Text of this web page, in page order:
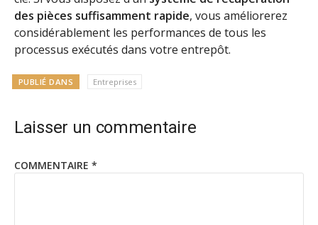
des pièces suffisamment rapide, vous améliorerez
considérablement les performances de tous les
processus exécutés dans votre entrepôt.
PUBLIÉ DANS Entreprises
Laisser un commentaire
COMMENTAIRE *